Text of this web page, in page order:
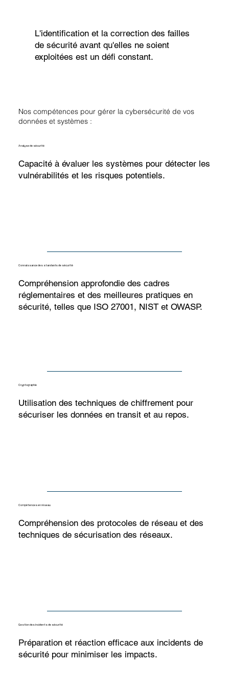
L'identification et la correction des failles
de sécurité avant qu'elles ne soient
exploitées est un défi constant.
Nos compétences pour gérer la cybersécurité de vos
données et systèmes :
Analyse de sécurité
Capacité à évaluer les systèmes pour détecter les
vulnérabilités et les risques potentiels.
Connaissance des standards de sécurité
Compréhension approfondie des cadres
réglementaires et des meilleures pratiques en
sécurité, telles que ISO 27001, NIST et OWASP.
Cryptographie
Utilisation des techniques de chiffrement pour
sécuriser les données en transit et au repos.
Compétences en réseau
Compréhension des protocoles de réseau et des
techniques de sécurisation des réseaux.
Gestion des incidents de sécurité
Préparation et réaction efficace aux incidents de
sécurité pour minimiser les impacts.